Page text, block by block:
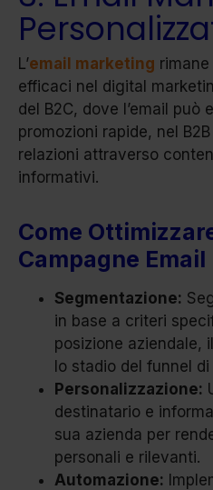
L’email marketing
efficaci nel digital
del B2C, dove l’email può
promozioni rapide, nel
relazioni attraverso
informativi.
Come
Campagne Email
Segmentazione:
in base a criteri
posizione aziendale,
lo stadio del funnel
Personalizzazione:
destinatario e
sua azienda per
personali e rilevanti.
Automazione: